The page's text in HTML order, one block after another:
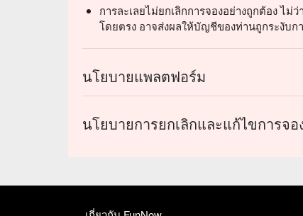
การละเลยไม่ยกเลิกการจองอย่างถูกต้อง ไ
โดยตรง อาจส่งผลให้บัญชีของท่านถูกระงับก
นโยบายแพลตฟอร์ม
นโยบายการยกเลิกและแก้ไขการจอ